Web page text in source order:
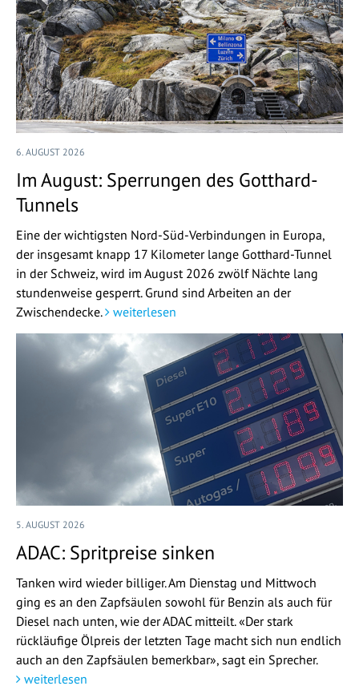
6. AUGUST 2026
Im August: Sperrungen des Gotthard-
Tunnels
Eine der wichtigsten Nord-Süd-Verbindungen in Europa,
der insgesamt knapp 17 Kilometer lange Gotthard-Tunnel
in der Schweiz, wird im August 2026 zwölf Nächte lang
stundenweise gesperrt. Grund sind Arbeiten an der
Zwischendecke.
weiterlesen
5. AUGUST 2026
ADAC: Spritpreise sinken
Tanken wird wieder billiger. Am Dienstag und Mittwoch
ging es an den Zapfsäulen sowohl für Benzin als auch für
Diesel nach unten, wie der ADAC mitteilt. «Der stark
rückläufige Ölpreis der letzten Tage macht sich nun endlich
auch an den Zapfsäulen bemerkbar», sagt ein Sprecher.
weiterlesen